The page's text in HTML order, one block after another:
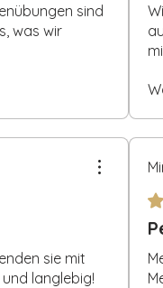
sind
was wir
sie mit
langlebig!